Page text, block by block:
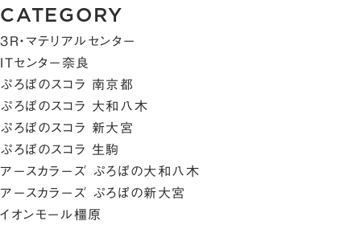
CATEGORY
3R・マテリアルセンター
ITセンター奈良
ぷろぼのスコラ 南京都
ぷろぼのスコラ 大和八木
ぷろぼのスコラ 新大宮
ぷろぼのスコラ 生駒
アースカラーズ ぷろぼの大和八木
アースカラーズ ぷろぼの新大宮
イオンモール橿原